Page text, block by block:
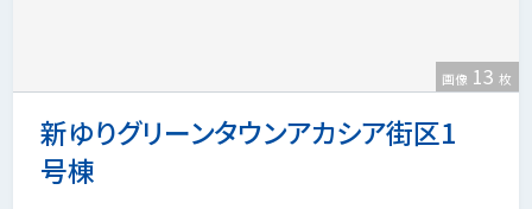
新ゆりグリーンタウンアカシア街区1
号棟
画像 13 枚